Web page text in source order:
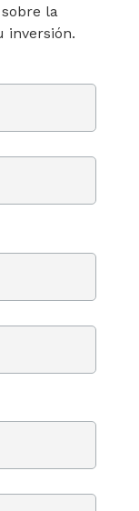
la
inversión.